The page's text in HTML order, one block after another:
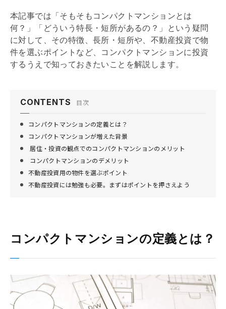
本記事では「そもそもコンパクトマンションとは
何？」「どういう特長・短所があるの？」という疑問
に対して、その特徴、長所・短所や、不動産投資で物
件を選ぶポイントなど、コンパクトマンションに投資
するうえで知っておきたいことを解説します。
CONTENTS 目次
コンパクトマンションの定義とは？
コンパクトマンションが増えた背景
居住・投資の観点でのコンパクトマンションのメリット
コンパクトマンションのデメリット
不動産投資用の物件を選ぶポイント
不動産投資には勉強も必要。まずはポイントを押さえよう
コンパクトマンションの定義とは？